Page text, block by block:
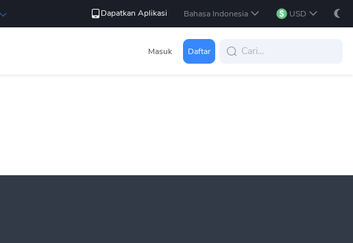
Dapatkan Aplikasi Bahasa Indonesia USD
Masuk Daftar